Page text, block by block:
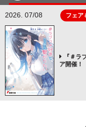
2026. 07/08 フェア
『＃ラ
ア開催！